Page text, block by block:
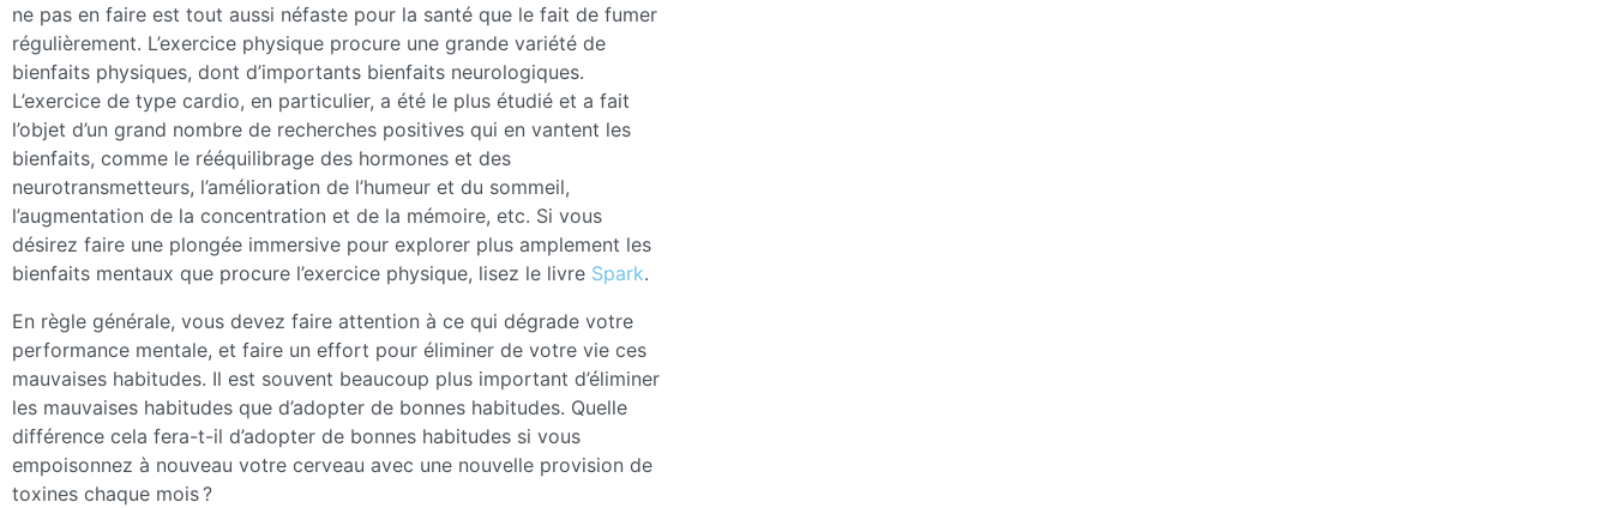
ne pas en faire est tout aussi néfaste pour la santé que le fait de fumer
régulièrement. L’exercice physique procure une grande variété de
bienfaits physiques, dont d’importants bienfaits neurologiques.
L’exercice de type cardio, en particulier, a été le plus étudié et a fait
l’objet d’un grand nombre de recherches positives qui en vantent les
bienfaits, comme le rééquilibrage des hormones et des
neurotransmetteurs, l’amélioration de l’humeur et du sommeil,
l’augmentation de la concentration et de la mémoire, etc. Si vous
désirez faire une plongée immersive pour explorer plus amplement les
bienfaits mentaux que procure l’exercice physique, lisez le livre Spark.
En règle générale, vous devez faire attention à ce qui dégrade votre
performance mentale, et faire un effort pour éliminer de votre vie ces
mauvaises habitudes. Il est souvent beaucoup plus important d’éliminer
les mauvaises habitudes que d’adopter de bonnes habitudes. Quelle
différence cela fera-t-il d’adopter de bonnes habitudes si vous
empoisonnez à nouveau votre cerveau avec une nouvelle provision de
toxines chaque mois ?